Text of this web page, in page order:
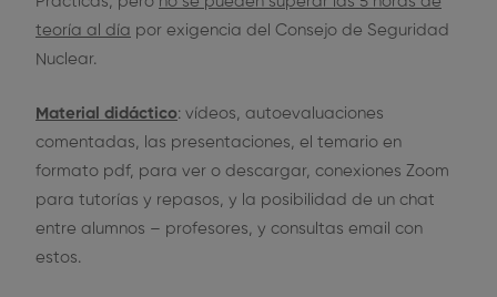
teoría al día por exigencia del Consejo de Seguridad
Nuclear.
Material didáctico: vídeos, autoevaluaciones
comentadas, las presentaciones, el temario en
formato pdf, para ver o descargar, conexiones Zoom
para tutorías y repasos, y la posibilidad de un chat
entre alumnos – profesores, y consultas email con
estos.